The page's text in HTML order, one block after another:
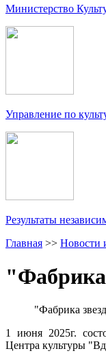
Министерство
Управление по
Результаты
Главная >> Новости
"Фабрика
"Фабрика
1 июня 2025г.
Центра культуры